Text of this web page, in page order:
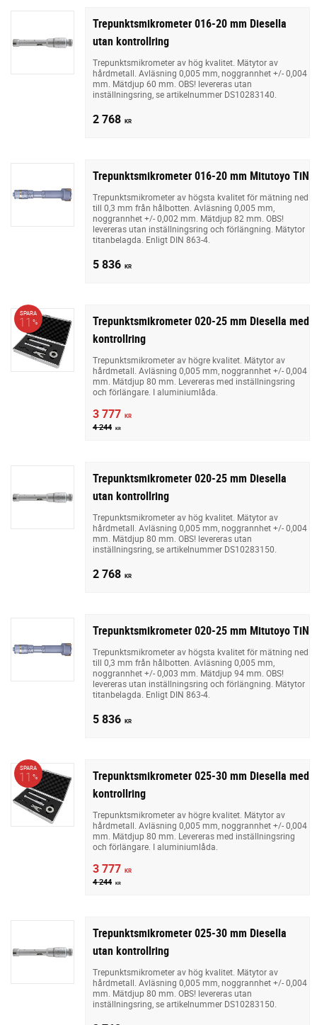
Trepunktsmikrometer 016-20 mm Diesella
utan kontrollring
Trepunktsmikrometer av hög kvalitet. Mätytor av
hårdmetall. Avläsning 0,005 mm, noggrannhet +/- 0,004
mm. Mätdjup 60 mm. OBS! levereras utan
inställningsring, se artikelnummer DS10283140.
2 768 KR
Trepunktsmikrometer 016-20 mm Mitutoyo TiN
Trepunktsmikrometer av högsta kvalitet för mätning ned
till 0,3 mm från hålbotten. Avläsning 0,005 mm,
noggrannhet +/- 0,002 mm. Mätdjup 82 mm. OBS!
levereras utan inställningsring och förlängning. Mätytor
titanbelagda. Enligt DIN 863-4.
5 836 KR
Trepunktsmikrometer 020-25 mm Diesella med
kontrollring
Trepunktsmikrometer av högre kvalitet. Mätytor av
hårdmetall. Avläsning 0,005 mm, noggrannhet +/- 0,004
mm. Mätdjup 80 mm. Levereras med inställningsring
och förlängare. I aluminiumlåda.
3 777 KR
4 244 KR
SPARA
11 %
Trepunktsmikrometer 020-25 mm Diesella
utan kontrollring
Trepunktsmikrometer av hög kvalitet. Mätytor av
hårdmetall. Avläsning 0,005 mm, noggrannhet +/- 0,004
mm. Mätdjup 80 mm. OBS! levereras utan
inställningsring, se artikelnummer DS10283150.
2 768 KR
Trepunktsmikrometer 020-25 mm Mitutoyo TiN
Trepunktsmikrometer av högsta kvalitet för mätning ned
till 0,3 mm från hålbotten. Avläsning 0,005 mm,
noggrannhet +/- 0,003 mm. Mätdjup 94 mm. OBS!
levereras utan inställningsring och förlängning. Mätytor
titanbelagda. Enligt DIN 863-4.
5 836 KR
Trepunktsmikrometer 025-30 mm Diesella med
kontrollring
Trepunktsmikrometer av högre kvalitet. Mätytor av
hårdmetall. Avläsning 0,005 mm, noggrannhet +/- 0,004
mm. Mätdjup 80 mm. Levereras med inställningsring
och förlängare. I aluminiumlåda.
3 777 KR
4 244 KR
SPARA
11 %
Trepunktsmikrometer 025-30 mm Diesella
utan kontrollring
Trepunktsmikrometer av hög kvalitet. Mätytor av
hårdmetall. Avläsning 0,005 mm, noggrannhet +/- 0,004
mm. Mätdjup 80 mm. OBS! levereras utan
inställningsring, se artikelnummer DS10283150.